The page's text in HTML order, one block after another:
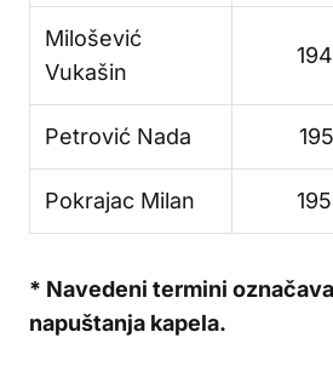
Milošević
Vukašin
Petrović Nada
Pokrajac Milan
* Navedeni termini
napuštanja kapela.